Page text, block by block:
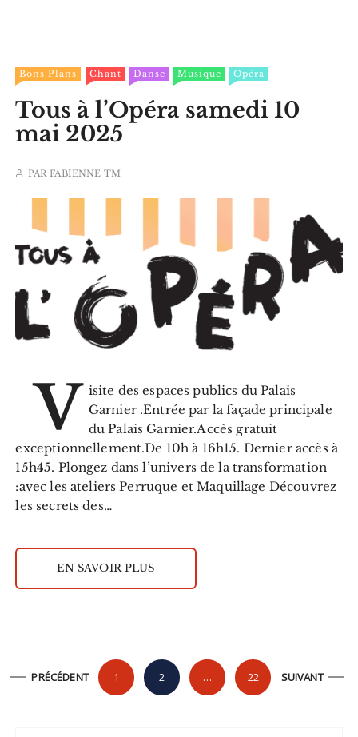
Bons Plans Chant Danse Musique Opéra
Tous à l’Opéra samedi 10
mai 2025
PAR FABIENNE TM
V isite des espaces publics du Palais
Garnier .Entrée par la façade principale
du Palais Garnier.Accès gratuit
exceptionnellement.De 10h à 16h15. Dernier accès à
15h45. Plongez dans l’univers de la transformation
:avec les ateliers Perruque et Maquillage Découvrez
les secrets des…
EN SAVOIR PLUS
PRÉCÉDENT 1 2 … 22 SUIVANT